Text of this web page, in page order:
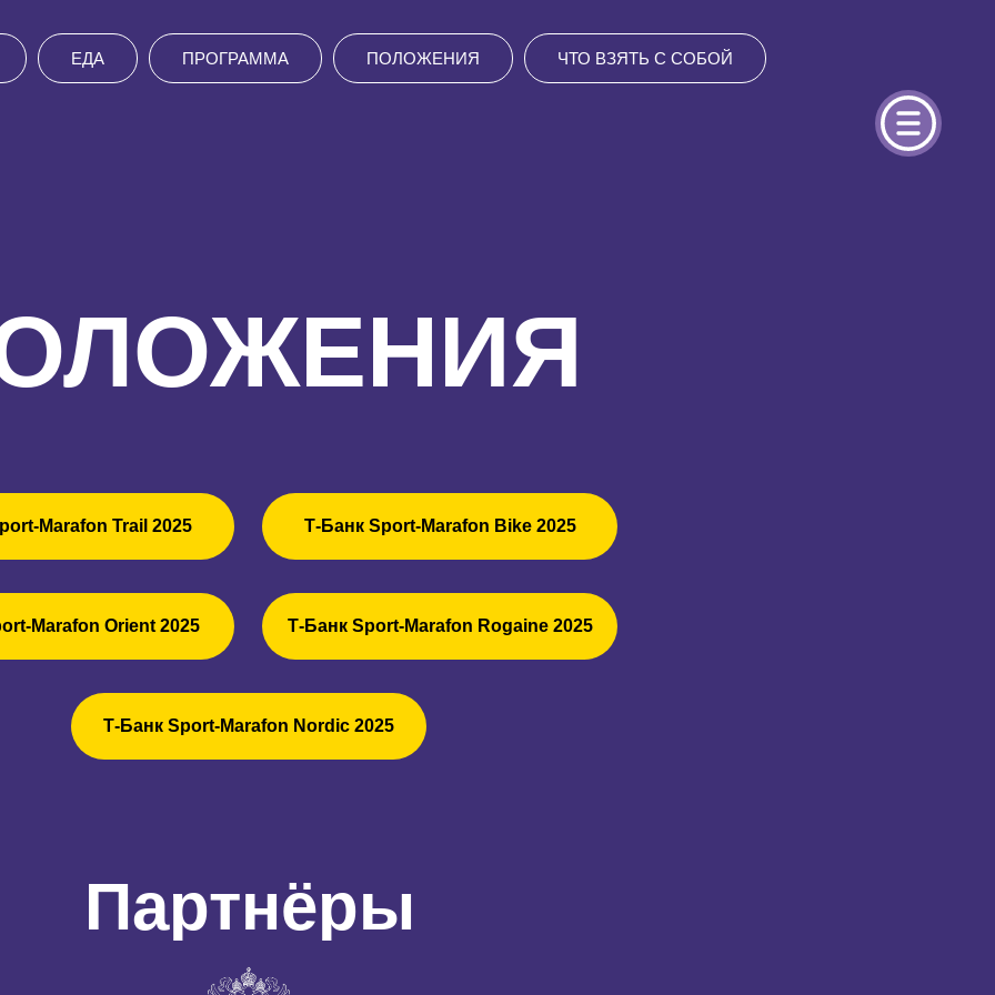
ЕДА ПРОГРАММА ПОЛОЖЕНИЯ ЧТО ВЗЯТЬ С СОБОЙ
Т-Банк Sport-Marafon Nordic 2025
Marafon Orient 2025 Т-Банк Sport-Marafon Rogaine 2025
Marafon Trail 2025 Т-Банк Sport-Marafon Bike 2025
Партнёры